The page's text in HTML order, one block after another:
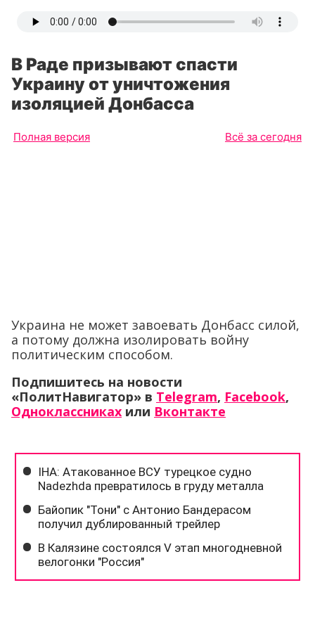
В Раде призывают спасти
Украину от уничтожения
изоляцией Донбасса
Полная версия Всё за сегодня
Украина не может завоевать Донбасс силой,
а потому должна изолировать войну
политическим способом.
Подпишитесь на новости
«ПолитНавигатор» в Telegram, Facebook,
Одноклассниках или Вконтакте